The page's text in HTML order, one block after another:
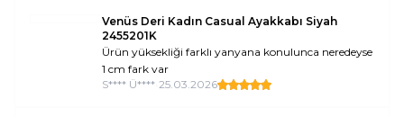
Venüs Deri Kadın Casual Ayakkabı Siyah
2455201K
Ürün yüksekliği farklı yanyana konulunca neredeyse
1 cm fark var
S**** Ü**** 25.03.2026